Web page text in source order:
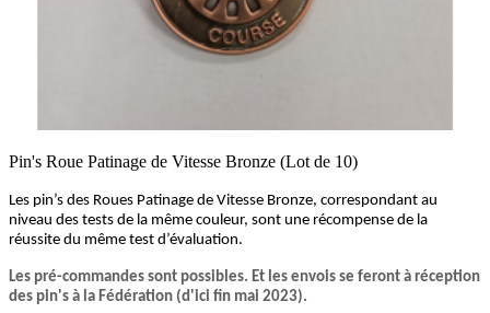
Pin's Roue Patinage de Vitesse Bronze (Lot de 10)
Les pin’s des Roues Patinage de Vitesse Bronze, correspondant au
niveau des tests de la même couleur, sont une récompense de la
réussite du même test d’évaluation.
Les pré-commandes sont possibles. Et les envois se feront à réception
des pin's à la Fédération (d'ici fin mai 2023).